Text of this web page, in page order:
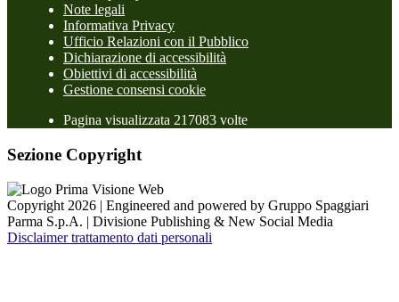
Note legali
Informativa Privacy
Ufficio Relazioni con il Pubblico
Dichiarazione di accessibilità
Obiettivi di accessibilità
Gestione consensi cookie
Pagina visualizzata 217083 volte
Sezione Copyright
Copyright 2026 | Engineered and powered by Gruppo Spaggiari
Parma S.p.A. | Divisione Publishing & New Social Media
Disclaimer trattamento dati personali